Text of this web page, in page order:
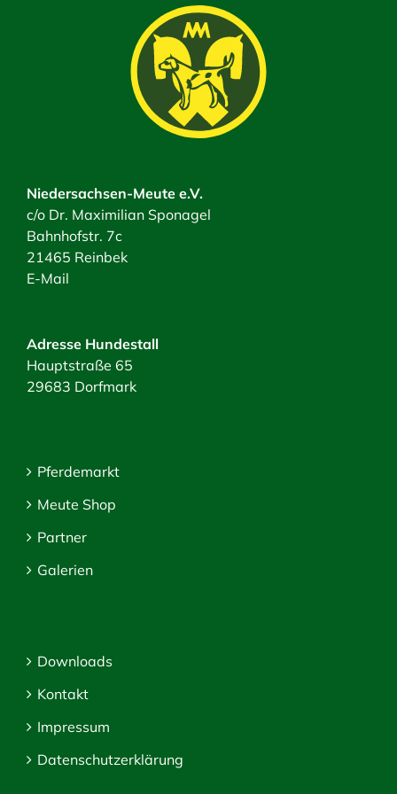
Niedersachsen-Meute e.V.
c/o Dr. Maximilian Sponagel
Bahnhofstr. 7c
21465 Reinbek
E-Mail
Adresse Hundestall
Hauptstraße 65
29683 Dorfmark
Pferdemarkt
Meute Shop
Partner
Galerien
Downloads
Kontakt
Impressum
Datenschutzerklärung